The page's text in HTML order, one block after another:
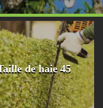
de haie 45